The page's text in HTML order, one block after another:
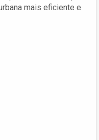
mais eficiente e